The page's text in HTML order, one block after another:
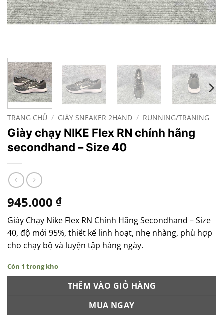
TRANG CHỦ / GIÀY SNEAKER 2HAND / RUNNING/TRANING
Giày chạy NIKE Flex RN chính hãng
secondhand – Size 40
945.000 ₫
Giày Chạy Nike Flex RN Chính Hãng Secondhand – Size
40, độ mới 95%, thiết kế linh hoạt, nhẹ nhàng, phù hợp
cho chạy bộ và luyện tập hàng ngày.
Còn 1 trong kho
THÊM VÀO GIỎ HÀNG
MUA NGAY